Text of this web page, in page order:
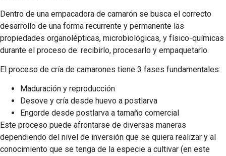
Dentro de una empacadora de camarón se busca el correcto
desarrollo de una forma recurrente y permanente las
propiedades organolépticas, microbiológicas, y físico-químicas
durante el proceso de: recibirlo, procesarlo y empaquetarlo.
El proceso de cría de camarones tiene 3 fases fundamentales:
Maduración y reproducción
Desove y cría desde huevo a postlarva
Engorde desde postlarva a tamaño comercial
Este proceso puede afrontarse de diversas maneras
dependiendo del nivel de inversión que se quiera realizar y al
conocimiento que se tenga de la especie a cultivar (en este